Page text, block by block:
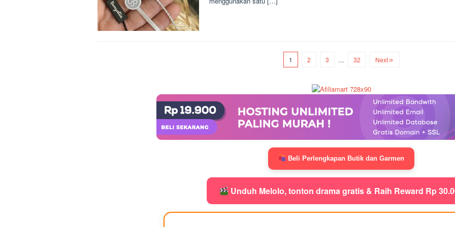
1 2 3 … 32 Next
Beli Perlengkapan Butik dan Garmen
Unduh Melolo, tonton drama gratis & Raih Reward Rp